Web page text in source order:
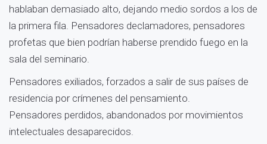
hablaban demasiado alto, dejando medio sordos a los de
la primera fila. Pensadores declamadores, pensadores
profetas que bien podrían haberse prendido fuego en la
sala del seminario.
Pensadores exiliados, forzados a salir de sus países de
residencia por crímenes del pensamiento.
Pensadores perdidos, abandonados por movimientos
intelectuales desaparecidos.